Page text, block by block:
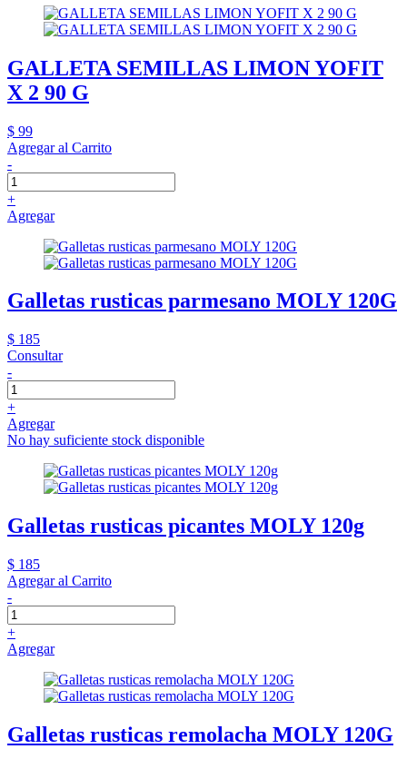
GALLETA SEMILLAS LIMON YOFIT
X 2 90 G
$ 99
Agregar al Carrito
-
+
Agregar
Galletas rusticas parmesano MOLY 120G
$ 185
Consultar
-
+
Agregar
No hay suficiente stock disponible
Galletas rusticas picantes MOLY 120g
$ 185
Agregar al Carrito
-
+
Agregar
Galletas rusticas remolacha MOLY 120G